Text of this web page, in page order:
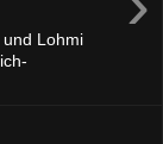
Lohmi